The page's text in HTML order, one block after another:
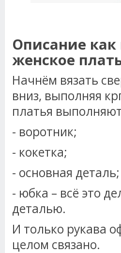
Описание
женское
Начнём вязать
вниз, выполняя
платья
- воротник;
- кокетка;
- основная деталь;
- юбка – всё это
деталью.
И только рукава
целом связано.